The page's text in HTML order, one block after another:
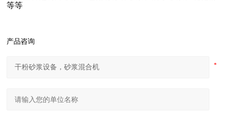
等等
产品咨询